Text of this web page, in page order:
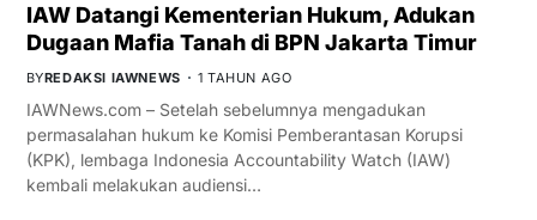
IAW Datangi Kementerian Hukum, Adukan
Dugaan Mafia Tanah di BPN Jakarta Timur
BYREDAKSI IAWNEWS 1 TAHUN AGO
IAWNews.com – Setelah sebelumnya mengadukan
permasalahan hukum ke Komisi Pemberantasan Korupsi
(KPK), lembaga Indonesia Accountability Watch (IAW)
kembali melakukan audiensi…